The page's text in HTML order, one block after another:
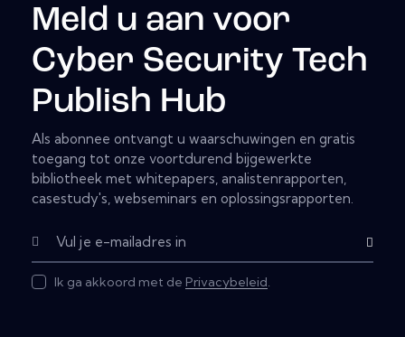
Meld u aan voor
Cyber Security Tech
Publish Hub
Als abonnee ontvangt u waarschuwingen en gratis
toegang tot onze voortdurend bijgewerkte
bibliotheek met whitepapers, analistenrapporten,
casestudy's, webseminars en oplossingsrapporten.
Ik ga akkoord met de Privacybeleid.